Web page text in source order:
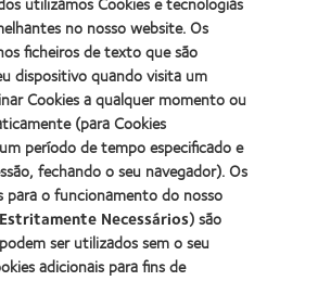
Best
Factory
Awards
(2011)
Learn
more
about
2012
Manufacturing
Leadership
100
(ML
100)
Award
Learn
more
about
Prémio
da
no nosso website. Os
ficheiros de texto que são
dispositivo quando visita um
Cookies a qualquer momento ou
(para Cookies
período de tempo especificado e
fechando o seu navegador). Os
para o funcionamento do nosso
Necessários) são
ser utilizados sem o seu
adicionais para fins de